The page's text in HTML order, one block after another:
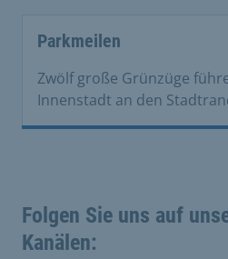
Parkmeilen
Zwölf große Grünzüge
Innenstadt an den
Folgen Sie uns auf
Kanälen: